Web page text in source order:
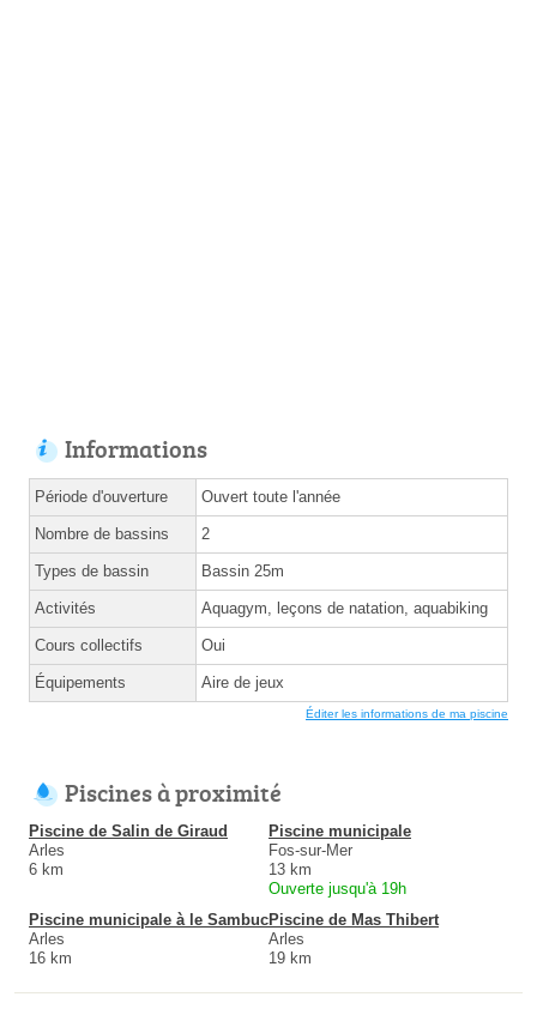
Informations
Période d'ouverture Ouvert toute l'année
Nombre de bassins 2
Types de bassin Bassin 25m
Activités Aquagym, leçons de natation, aquabiking
Cours collectifs Oui
Équipements Aire de jeux
Éditer les informations de ma piscine
Piscines à proximité
Piscine de Salin de Giraud
Arles
6 km
Piscine municipale
Fos-sur-Mer
13 km
Ouverte jusqu'à 19h
Piscine municipale à le Sambuc
Arles
16 km
Piscine de Mas Thibert
Arles
19 km